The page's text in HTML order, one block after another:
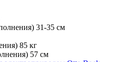
31-35 см
85 кг
57 см